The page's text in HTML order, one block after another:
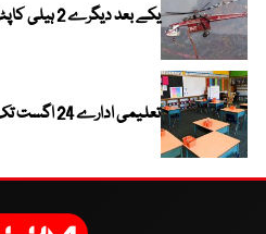
یکے بعد دیگرے 2 ہیلی کاپٹر گر کر تباہ؛ متعدد ہلاکتیں
تعلیمی ادارے 24 اگست تک بند رہیں گے، رانا سکندر حیات